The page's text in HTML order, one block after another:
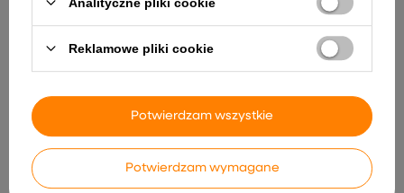
Zdalnie Sterowana
Ciężarówka Śmieciarka
Mercedes- Benz Antos
222,13 zł
Auto Na Akumulator Jeep
BRD-7588 Światła LED MP3
Pilot Czerwony 4x4
823,09 zł
Reklamowe pliki cookie
Potwierdzam wymagane
Potwierdzam wszystkie